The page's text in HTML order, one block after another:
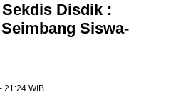
Disdik :
Siswa-
- 21:24 WIB